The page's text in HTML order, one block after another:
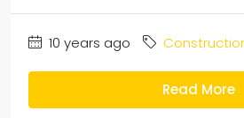
10 years ago
Read More